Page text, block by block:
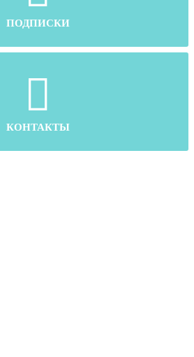
ПОДПИСКИ
КОНТАКТЫ